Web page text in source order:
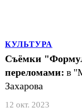
КУЛЬТУРА
Съёмки
переломами: в
Захарова
12 окт. 2023